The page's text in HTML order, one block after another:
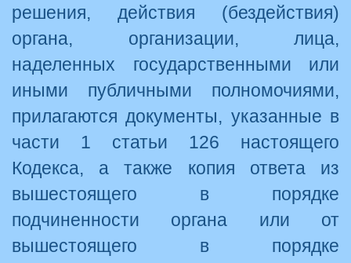
решения, действия (бездействия)
органа, организации, лица,
наделенных государственными или
иными публичными полномочиями,
прилагаются документы, указанные в
части 1 статьи 126 настоящего
Кодекса, а также копия ответа из
вышестоящего в порядке
подчиненности органа или от
вышестоящего в порядке